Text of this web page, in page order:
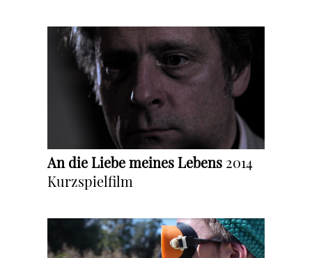
An die Liebe meines Lebens 2014
Kurzspielfilm